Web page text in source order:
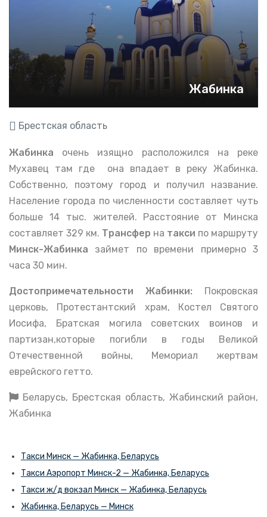
Жабинка
Брестская область
Жабинка очень изящно расположился на реке
Мухавец там где она впадает в реку Жабинка.
Собственно, поэтому город и получил название.
Население города по численности составляет чуть
больше 14 тыс. жителей. Расстояние от Минска
составляет 329 км. Трансфер на такси по маршруту
Минск-Жабинка займет по времени примерно 3
часа 30 мин.
Достопримечательности Жабинки: Покровская
церковь, Протестантский храм, Костел Святого
Иосифа, Братская могила советских воинов и
партизан,которые погибли в годы Великой
Отечественной войны, Мемориал жертвам
еврейского гетто.
Беларусь, Брестская область, Жабинский район,
Жабинка
Такси Минск — Жабинка, Беларусь
Такси Аэропорт Минск-2 — Жабинка, Беларусь
Такси ж/д вокзал Минск — Жабинка, Беларусь
Жабинка, Беларусь — Минск